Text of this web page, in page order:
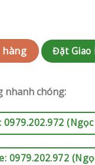
| QC-RAK-AK591
hàng Đặt Giao
nhanh chóng:
0979.202.972
0979.202.972